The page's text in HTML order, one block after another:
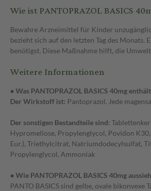
Wie ist PANTOPRAZOL BASICS
Bewahre Arzneimittel für Kinder
bezieht sich auf den letzten Tag des
benötigst. Diese Maßnahme hilft, die Umwelt
Weitere Informationen
• Was PANTOPRAZOL BASICS 40mg enthält
Der Wirkstoff ist: Pantoprazol. Jede
Der sonstigen Bestandteile sind:
Hypromellose, Propylenglycol, Povidon
Eur.), Triethylcitrat, Natriumdodecylsulfat,
Propylenglycol, Ammoniak
• Wie PANTOPRAZOL BASICS 40mg
PANTO BASICS sind gelbe, ovale bikonvexe